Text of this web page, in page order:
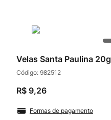
Velas Santa Paulina
Código: 982512
R$ 9,26
Formas de pagamento